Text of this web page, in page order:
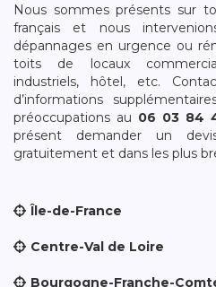
Nous sommes présents sur
français et nous
dépannages en urgence ou
toits de locaux
industriels, hôtel, etc.
d’informations
préoccupations au 06 03 84
présent demander un
gratuitement et dans les plus
Île-de-France
Centre-Val de Loire
Bourgogne-Franche-